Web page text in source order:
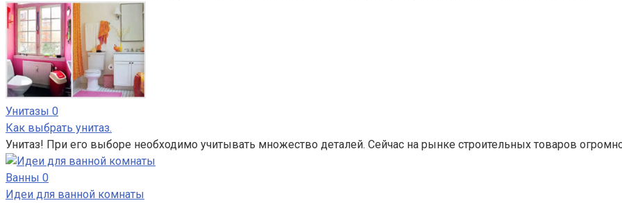
Унитазы 0
Как выбрать унитаз.
Унитаз! При его выборе необходимо учитывать множество деталей. Сейчас на рынке строительных товаров
Ванны 0
Идеи для ванной комнаты